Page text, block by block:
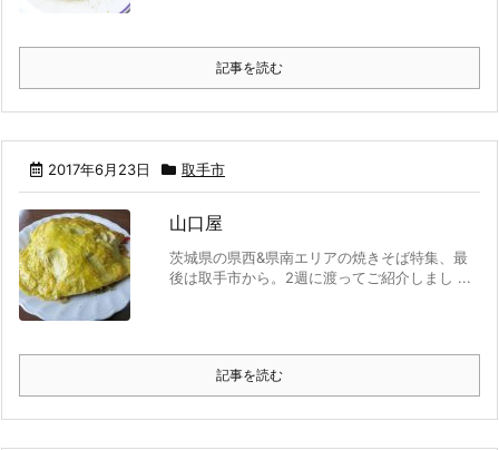
記事を読む
2017年6月23日 取手市
山口屋
茨城県の県西&県南エリアの焼きそば特集、最
後は取手市から。2週に渡ってご紹介しまし ...
記事を読む